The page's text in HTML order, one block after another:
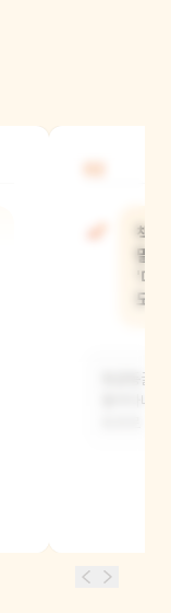
책
말
'데
모
동글동글
돌아다니